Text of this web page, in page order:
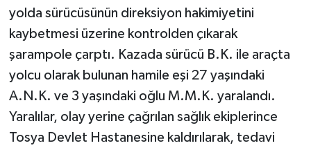
yolda sürücüsünün direksiyon hakimiyetini
kaybetmesi üzerine kontrolden çıkarak
şarampole çarptı. Kazada sürücü B.K. ile araçta
yolcu olarak bulunan hamile eşi 27 yaşındaki
A.N.K. ve 3 yaşındaki oğlu M.M.K. yaralandı.
Yaralılar, olay yerine çağrılan sağlık ekiplerince
Tosya Devlet Hastanesine kaldırılarak, tedavi